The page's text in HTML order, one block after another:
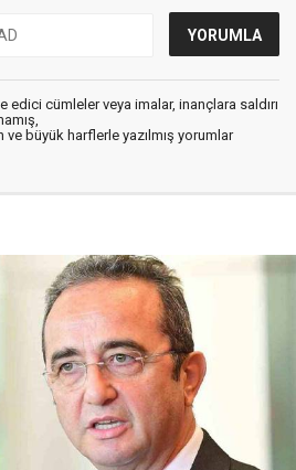
edici cümleler veya imalar, inançlara saldırı
ve büyük harflerle yazılmış yorumlar